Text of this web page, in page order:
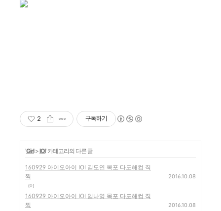
2 구독하기
'Girl>IOI' 카테고리의 다른 글
160929 아이오아이 IOI 김도연 목포 다도해컵 직
찍
(0)
2016.10.08
160929 아이오아이 IOI 임나영 목포 다도해컵 직
찍
2016.10.08